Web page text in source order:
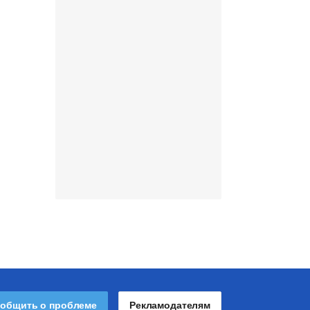
о проблеме Рекламодателям